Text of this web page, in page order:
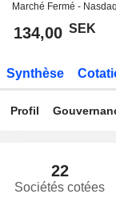
Marché Fermé -
134,00 SEK
Synthèse
Profil
22
Sociétés cotées